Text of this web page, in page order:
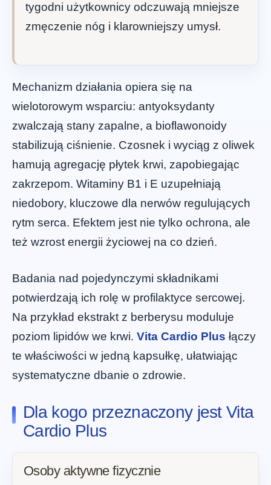
tygodni użytkownicy odczuwają mniejsze
zmęczenie nóg i klarowniejszy umysł.
Mechanizm działania opiera się na
wielotorowym wsparciu: antyoksydanty
zwalczają stany zapalne, a bioflawonoidy
stabilizują ciśnienie. Czosnek i wyciąg z oliwek
hamują agregację płytek krwi, zapobiegając
zakrzepom. Witaminy B1 i E uzupełniają
niedobory, kluczowe dla nerwów regulujących
rytm serca. Efektem jest nie tylko ochrona, ale
też wzrost energii życiowej na co dzień.
Badania nad pojedynczymi składnikami
potwierdzają ich rolę w profilaktyce sercowej.
Na przykład ekstrakt z berberysu moduluje
poziom lipidów we krwi. Vita Cardio Plus łączy
te właściwości w jedną kapsułkę, ułatwiając
systematyczne dbanie o zdrowie.
Dla kogo przeznaczony jest Vita
Cardio Plus
Osoby aktywne fizycznie